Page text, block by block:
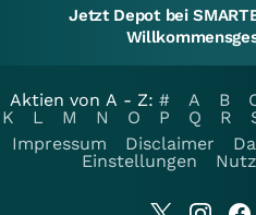
Jetzt Depot bei
Aktien von A - Z: # A B
K
L M N O P Q R
Impressum
Disclaimer
Einstellungen